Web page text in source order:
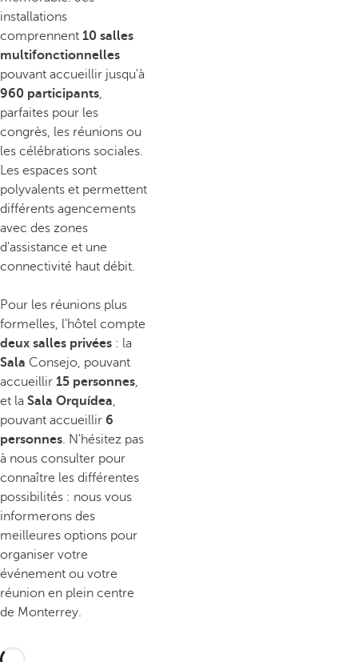
installations
comprennent 10 salles
multifonctionnelles
pouvant accueillir jusqu'à
960 participants,
parfaites pour les
congrès, les réunions ou
les célébrations sociales.
Les espaces sont
polyvalents et permettent
différents agencements
avec des zones
d'assistance et une
connectivité haut débit.
Pour les réunions plus
formelles, l'hôtel compte
deux salles privées : la
Sala Consejo, pouvant
accueillir 15 personnes,
et la Sala Orquídea,
pouvant accueillir 6
personnes. N'hésitez pas
à nous consulter pour
connaître les différentes
possibilités : nous vous
informerons des
meilleures options pour
organiser votre
événement ou votre
réunion en plein centre
de Monterrey.